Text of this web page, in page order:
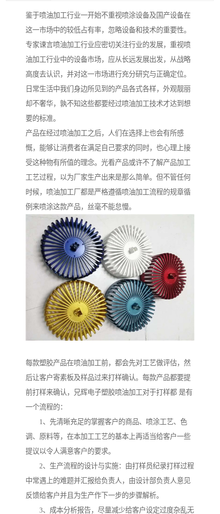
鉴于喷油加工行业一开始不重视喷涂设备及国产设备在
这一市场中的较低占有率，忽略设备和技术的重要性。
专家谏言喷油加工行业应密切关注行业的发展，重视喷
油加工行业中的设备市场，应从长远发展出发，从战略
高度去认识，并对这一市场进行充分研究与正确定位。
日常生活中我们身边所见到的产品各式各样，外观靓丽
却不奢华，孰不知这些都要经过喷油加工技术才达到想
要的标准。
产品在经过喷油加工之后，人们在选择上也会有所感
慨，能够让消费者在满足自己要求的同时，也心理上接
受这种物有所值的理念。光看产品或许不了解产品加工
工艺过程，以为厂家生产出来是那么简单。但不管任何
时候，喷油加工厂都是严格遵循喷油加工流程的规章循
例来喷涂这款产品，丝毫不能怠慢。
每款塑胶产品在喷油加工前，都会先对工艺做评估，然
后让客户寄素板及样品过来打样确认。每款产品都要提
前打样来确认，兄辉电子塑胶喷油加工对于打样都 是有
一个流程的：
1、先清晰充足的掌握客户的商品、喷涂工艺、色
调、原料等，在本加工工艺的基本上再适当给客户一些
提议以令人满意客户的要求。
2、生产流程的设计与实施：由打样员纪录打样过程
中常遇上的难题并汇报给负责人，由设计部负责人意见
反馈给客户并且为生产作下一步的步骤解析。
3、成本分析报告，尽量减少给客户设定过度杂乱无